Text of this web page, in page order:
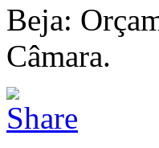
Beja:
Câmara.